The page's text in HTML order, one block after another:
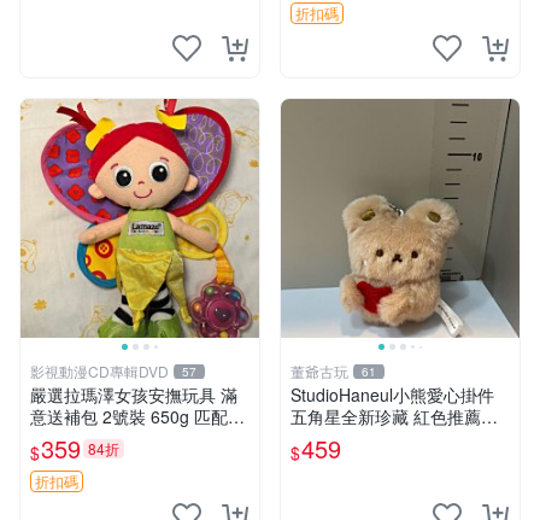
折扣碼
影視動漫CD專輯DVD 57
嚴選拉瑪澤女孩安撫玩具 滿
意送補包 2號裝 650g 匹配嬰
幼童舒壓好伴侶 女孩專用 安
心選擇 安撫玩偶 衝包 玩具
$359 84折
折扣碼
董爺古玩 61
StudioHaneul小熊愛心掛件
五角星全新珍藏 紅色推薦收
藏 玩具掛飾 掛件 新品
$459